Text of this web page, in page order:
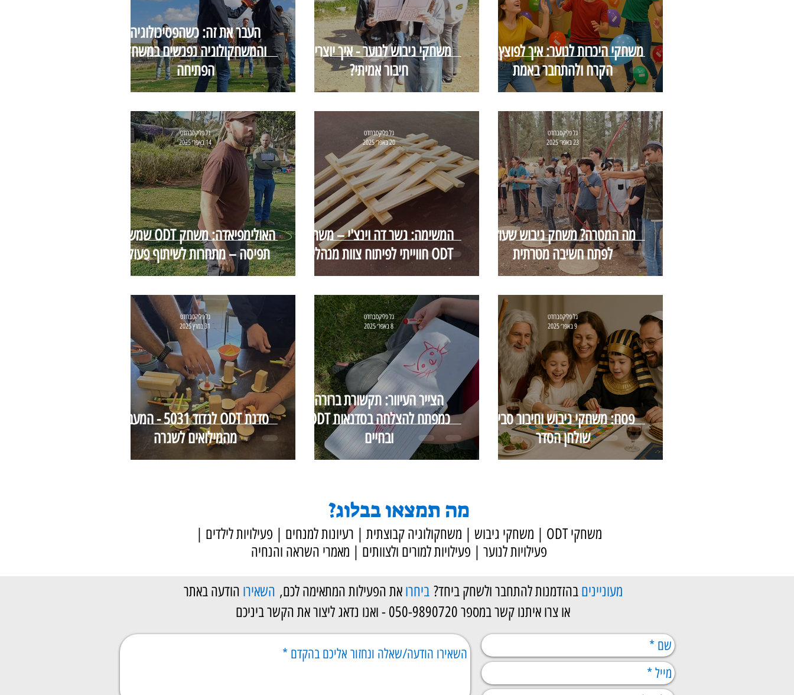
משחקי היכרות לנוער: איך לפוצץ את
הקרח ולהתחבר באמת
משחקי גיבוש לנוער - איך יוצרים
חיבור אמיתי?
העבר את זה: כשהפסיכולוגיה
והמשחקולוגיה נפגשים במשחק
הפתיחה
מה המטרה? משחק גיבוש שעוזר
לפתח חשיבה מטרתית
גל פליקסברודט
23 באפר׳ 2025
המשימה: גשר דה וינצ'י – משחק
ODT חווייתי לפיתוח צוות מנהלים
גל פליקסברודט
20 באפר׳ 2025
האולימפיאדה: משחק ODT שמשנה
תפיסה – מתחרות לשיתוף פעולה
גל פליקסברודט
14 באפר׳ 2025
פסח: משחקי גיבוש וחיבור סביב
שולחן הסדר
גל פליקסברודט
9 באפר׳ 2025
הצייר העיוור: תקשורת ברורה
כמפתח להצלחה בסדנאות ODT
ובחיים
גל פליקסברודט
8 באפר׳ 2025
סדנת ODT לגדוד 5031 - המעבר
מהמילואים לשגרה
גל פליקסברודט
31 במרץ 2025
מה תמצאו בבלוג?
משחקי ODT | משחקי גיבוש | משחקולוגיה קבוצתית | רעיונות למנחים | פעילויות לילדים |
פעילויות לנוער | פעילויות למורים ולצוותים | מאמרי השראה והנחיה
מעונייניםבהזדמנות להתחבר ולשחק ביחד?ביחרואת הפעילות המתאימה לכם, השאירו הודעה באתר
או צרו איתנו קשר במספר 050-9890720 - ואנו נדאג ליצור את הקשר ביניכם